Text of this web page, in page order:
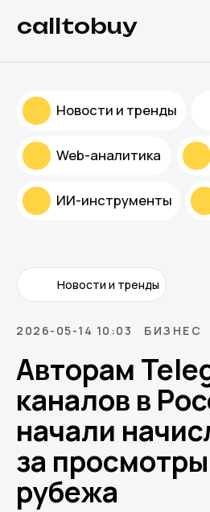
calltobuy
Дизайн
Web-аналитика Маркетинг
ИИ-инструменты
Новости и тренды
2026-05-14 10:03 БИЗНЕС
Авторам
каналов в
начали
за
рубежа